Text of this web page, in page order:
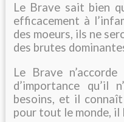
Le Brave sait bien
efficacement à
des moeurs, ils ne
des brutes
Le Brave
d’importance qu’il
besoins, et il
pour tout le monde, il